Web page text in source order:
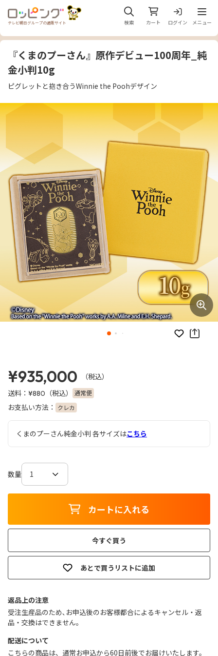
テレビ朝日グループの通販サイト 検索 カート ログイン
メニ
メニュー
お気に入り
『くまのプーさん』原作デビュー100周年_純
金小判10g
ピグレットと抱き合うWinnie the Poohデザイン
¥935,000
（税込）
送料： ¥880 （税込） 通常便
お支払い方法： クレカ
くまのプーさん純金小判 各サイズはこちら
数量
カートに入れる
今すぐ買う
あとで買うリストに追加
返品上の注意
受注生産品のため､お申込後のお客様都合によるキャンセル・返
品・交換はできません｡
配送について
こちらの商品は、通常お申込から60日前後でお届けいたします。